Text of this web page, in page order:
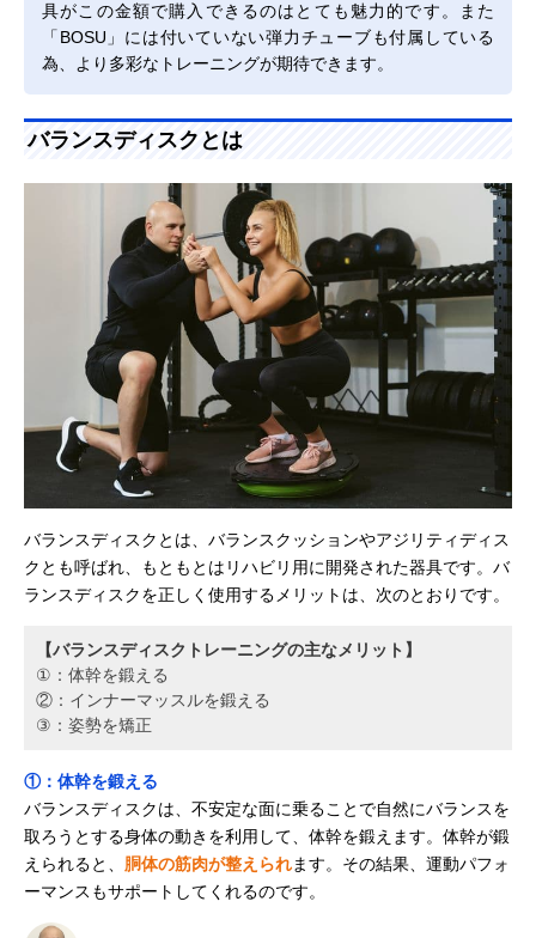
具がこの金額で購入できるのはとても魅力的です。また
「BOSU」には付いていない弾力チューブも付属している
為、より多彩なトレーニングが期待できます。
バランスディスクとは
バランスディスクとは、バランスクッションやアジリティディス
クとも呼ばれ、もともとはリハビリ用に開発された器具です。バ
ランスディスクを正しく使用するメリットは、次のとおりです。
【バランスディスクトレーニングの主なメリット】
①：体幹を鍛える
②：インナーマッスルを鍛える
③：姿勢を矯正
①：体幹を鍛える
バランスディスクは、不安定な面に乗ることで自然にバランスを
取ろうとする身体の動きを利用して、体幹を鍛えます。体幹が鍛
えられると、 胴体の筋肉が整えられます。その結果、運動パフォ
ーマンスもサポートしてくれるのです。